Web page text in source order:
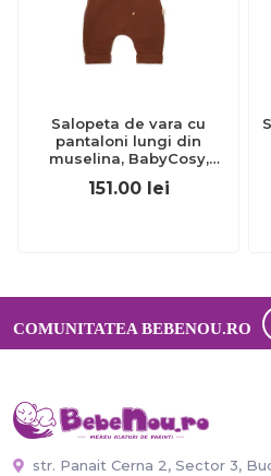
Salopeta de vara cu
pantaloni lungi din
muselina, BabyCosy,
(Marime: 9-12 luni) JEMBC-
151.00 lei
COMUNITATEA BEBENOU.RO
str. Panait Cerna 2, Sector 3,